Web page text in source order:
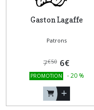
Gaston Lagaffe
Patrons
7€50 6€
PROMOTION -20 %